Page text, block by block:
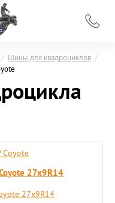
/ Шины для квадроциклов /
27x9R14
27x9R14